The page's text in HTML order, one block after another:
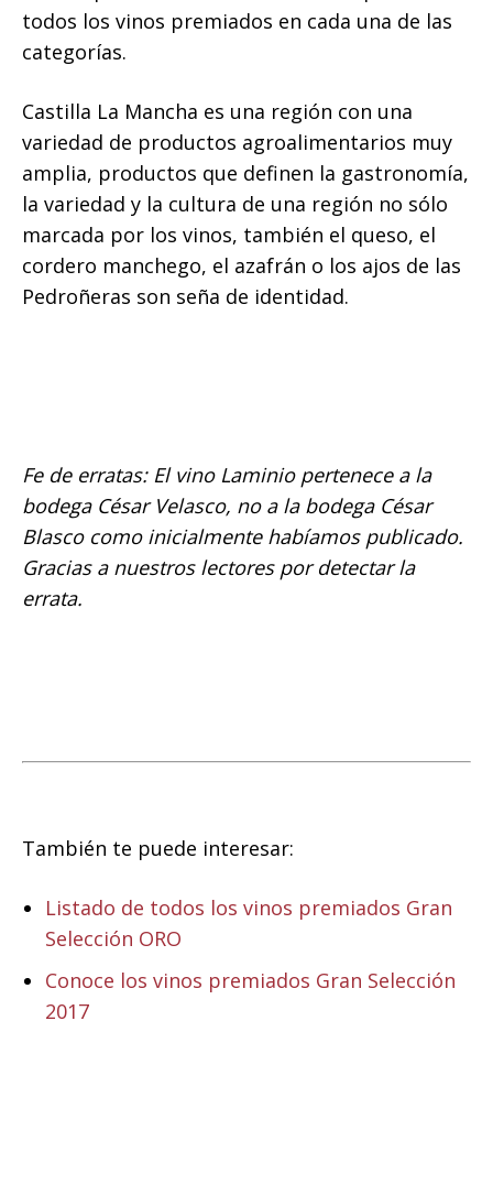
todos los vinos premiados en cada una de las
categorías.
Castilla La Mancha es una región con una
variedad de productos agroalimentarios muy
amplia, productos que definen la gastronomía,
la variedad y la cultura de una región no sólo
marcada por los vinos, también el queso, el
cordero manchego, el azafrán o los ajos de las
Pedroñeras son seña de identidad.
Fe de erratas: El vino Laminio pertenece a la
bodega César Velasco, no a la bodega César
Blasco como inicialmente habíamos publicado.
Gracias a nuestros lectores por detectar la
errata.
También te puede interesar:
Listado de todos los vinos premiados Gran
Selección ORO
Conoce los vinos premiados Gran Selección
2017